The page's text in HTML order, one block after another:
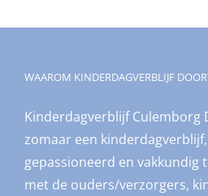
WAAROM KINDERDAGVERBLIJF
Kinderdagverblijf Culemborg
zomaar een
gepassioneerd en vakkundig
met de ouders/verzorgers,